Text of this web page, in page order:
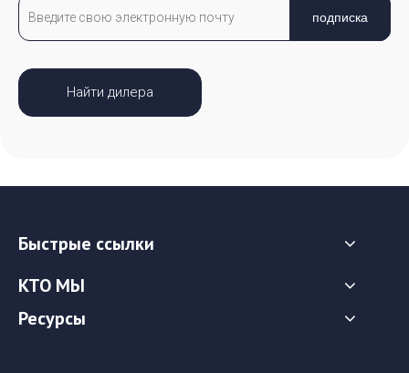
подписка
Найти дилера
Быстрые ссылки
КТО МЫ
Ресурсы